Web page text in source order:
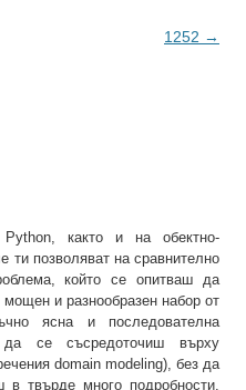
1252 →
както и на обектно-
ти позволяват на сравнително
който се опитваш да
и разнообразен набор от
ясна и последователна
се съсредоточиш върху
domain modeling), без да
твърде много подробности,